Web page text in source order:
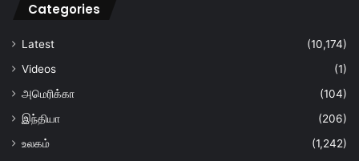
Categories
Latest
(10,174)
Videos
(1)
அமெரிக்கா
(104)
இந்தியா
(206)
உலகம்
(1,242)